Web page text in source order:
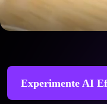
Experimente AI